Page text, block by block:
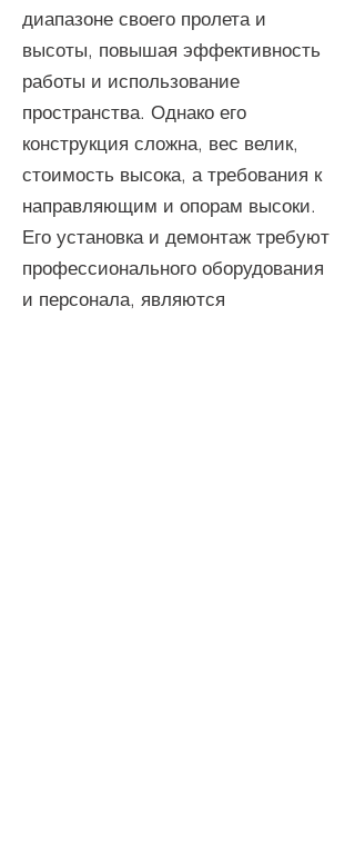
диапазоне своего пролета и
высоты, повышая эффективность
работы и использование
пространства. Однако его
конструкция сложна, вес велик,
стоимость высока, а требования к
направляющим и опорам высоки.
Его установка и демонтаж требуют
профессионального оборудования
и персонала, являются